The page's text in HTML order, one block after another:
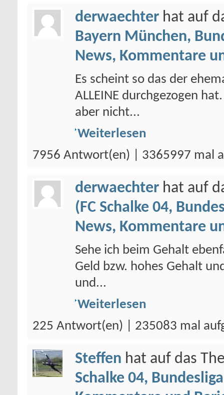
derwaechter hat auf
Bayern München,
News, Kommentare
Es scheint so das der
ALLEINE durchgezogen
aber nicht...
Weiterlesen
7956 Antwort(en) | 3365997 mal
derwaechter hat auf
(FC Schalke 04,
News, Kommentare
Sehe ich beim Gehalt
Geld bzw. hohes Gehalt
und...
Weiterlesen
225 Antwort(en) | 235083 mal
Steffen hat auf das
Schalke 04,